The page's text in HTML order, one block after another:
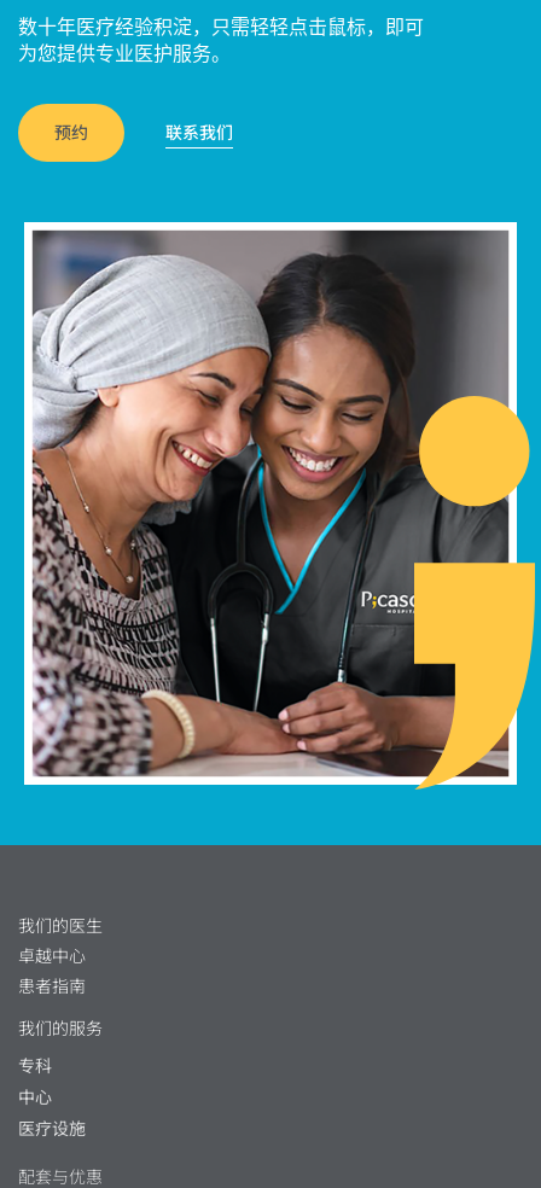
数十年医疗经验积淀，只需轻轻点击鼠标，即可
为您提供专业医护服务。
预约 联系我们
我们的医生
卓越中心
患者指南
我们的服务
专科
中心
医疗设施
配套与优惠